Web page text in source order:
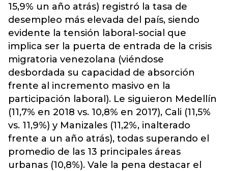
15,9% un año atrás) registró la tasa de
desempleo más elevada del país, siendo
evidente la tensión laboral-social que
implica ser la puerta de entrada de la crisis
migratoria venezolana (viéndose
desbordada su capacidad de absorción
frente al incremento masivo en la
participación laboral). Le siguieron Medellín
(11,7% en 2018 vs. 10,8% en 2017), Cali (11,5%
vs. 11,9%) y Manizales (11,2%, inalterado
frente a un año atrás), todas superando el
promedio de las 13 principales áreas
urbanas (10,8%). Vale la pena destacar el